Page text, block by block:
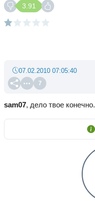
3.91
7
07.02.2010 07:05:40
sam07, дело твое конечно.